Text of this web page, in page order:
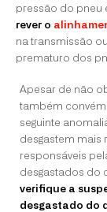
pressão do pneu
rever o
na transmissão
prematuro dos
Apesar de não
também convém
seguinte
desgastem mais
responsáveis
desgastados do
verifique a
desgastado do